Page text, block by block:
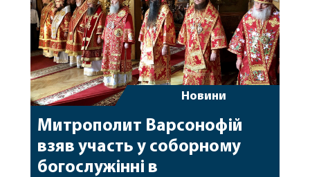
Новини
Митрополит Варсонофій
взяв участь у соборному
богослужінні в